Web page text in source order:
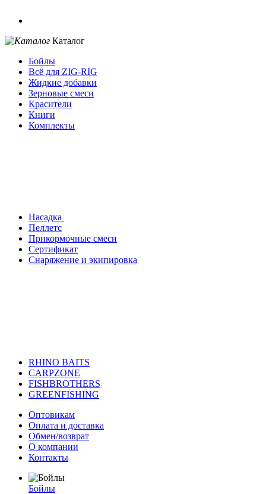
Каталог
Бойлы
Всё для ZIG-RIG
Жидкие добавки
Зерновые смеси
Красители
Книги
Комплекты
Насадка
Пеллетс
Прикормочные смеси
Сертификат
Снаряжение и экипировка
RHINO BAITS
CARPZONE
FISHBROTHERS
GREENFISHING
Оптовикам
Оплата и доставка
Обмен/возврат
О компании
Контакты
Бойлы